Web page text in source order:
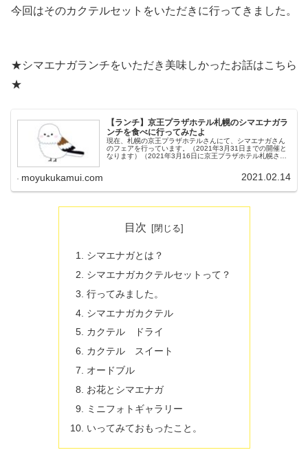
今回はそのカクテルセットをいただきに行ってきました。
★シマエナガランチをいただき美味しかったお話はこちら
★
【ランチ】京王プラザホテル札幌のシマエナガラ
ンチを食べに行ってみたよ
現在、札幌の京王プラザホテルさんにて、シマエナガさん
のフェアを行っています。（2021年3月31日までの開催と
なります）（2021年3月16日に京王プラザホテル札幌さま
moyukukamui.com 2021.02.14
目次
シマエナガとは？
シマエナガカクテルセットって？
行ってみました。
シマエナガカクテル
カクテル ドライ
カクテル スイート
オードブル
お花とシマエナガ
ミニフォトギャラリー
いってみておもったこと。